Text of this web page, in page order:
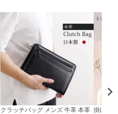
クラッチバッグ メンズ 牛革 本革 掛け時